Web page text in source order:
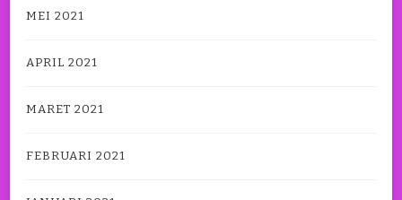
MEI 2021
APRIL 2021
MARET 2021
FEBRUARI 2021